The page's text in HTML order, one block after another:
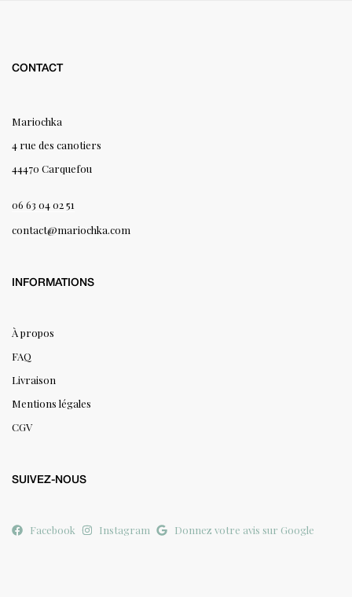
CONTACT
Mariochka
4 rue des canotiers
44470 Carquefou
06 63 04 02 51
contact@mariochka.com
INFORMATIONS
À propos
FAQ
Livraison
Mentions légales
CGV
SUIVEZ-NOUS
Facebook Instagram Donnez votre avis sur Google